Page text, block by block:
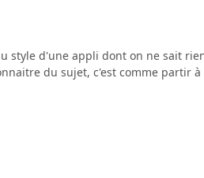
style d'une appli dont on ne sait
du sujet, c'est comme partir